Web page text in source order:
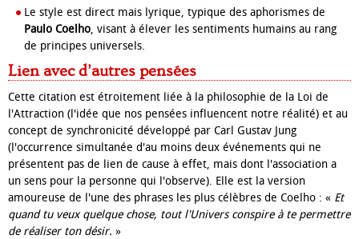
Le style est direct mais lyrique, typique des aphorismes de
Paulo Coelho, visant à élever les sentiments humains au rang
de principes universels.
Lien avec d’autres pensées
Cette citation est étroitement liée à la philosophie de la Loi de
l'Attraction (l'idée que nos pensées influencent notre réalité) et au
concept de synchronicité développé par Carl Gustav Jung
(l'occurrence simultanée d'au moins deux événements qui ne
présentent pas de lien de cause à effet, mais dont l'association a
un sens pour la personne qui l'observe). Elle est la version
amoureuse de l'une des phrases les plus célèbres de Coelho : « Et
quand tu veux quelque chose, tout l'Univers conspire à te permettre
de réaliser ton désir. »